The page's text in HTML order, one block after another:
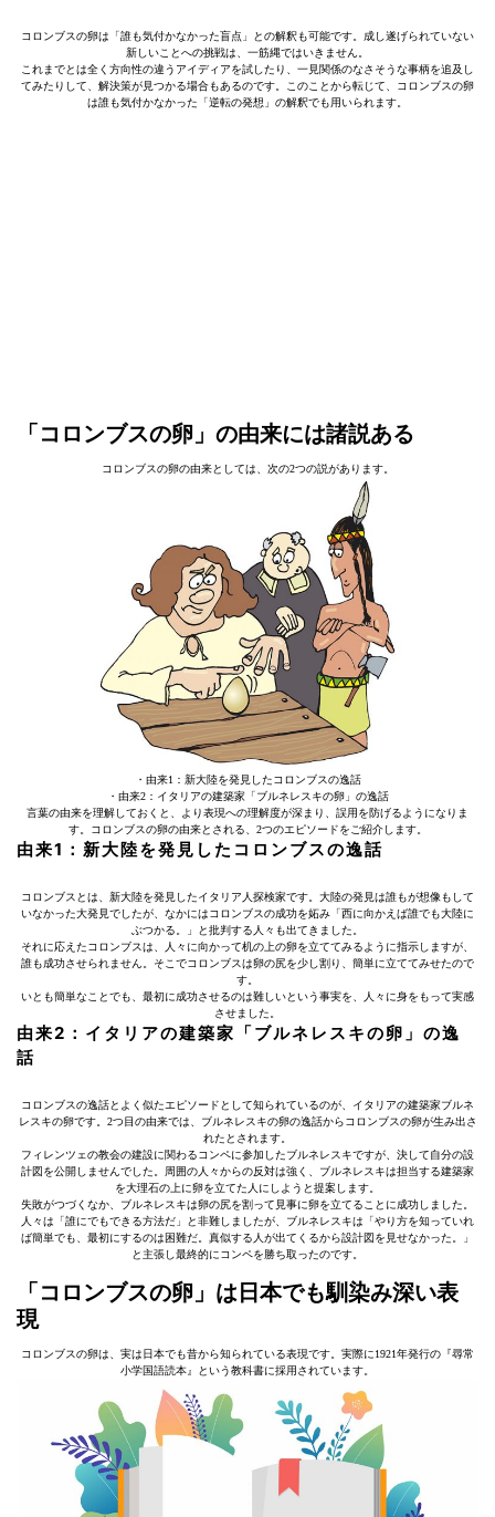
コロンブスの卵は「誰も気付かなかった盲点」との解釈も可能です。成し遂げられていない
新しいことへの挑戦は、一筋縄ではいきません。
これまでとは全く方向性の違うアイディアを試したり、一見関係のなさそうな事柄を追及し
てみたりして、解決策が見つかる場合もあるのです。このことから転じて、コロンブスの卵
は誰も気付かなかった「逆転の発想」の解釈でも用いられます。
「コロンブスの卵」の由来には諸説ある
コロンブスの卵の由来としては、次の2つの説があります。
・由来1：新大陸を発見したコロンブスの逸話
・由来2：イタリアの建築家「ブルネレスキの卵」の逸話
言葉の由来を理解しておくと、より表現への理解度が深まり、誤用を防げるようになりま
す。コロンブスの卵の由来とされる、2つのエピソードをご紹介します。
由来1：新大陸を発見したコロンブスの逸話
コロンブスとは、新大陸を発見したイタリア人探検家です。大陸の発見は誰もが想像もして
いなかった大発見でしたが、なかにはコロンブスの成功を妬み「西に向かえば誰でも大陸に
ぶつかる。」と批判する人々も出てきました。
それに応えたコロンブスは、人々に向かって机の上の卵を立ててみるように指示しますが、
誰も成功させられません。そこでコロンブスは卵の尻を少し割り、簡単に立ててみせたので
す。
いとも簡単なことでも、最初に成功させるのは難しいという事実を、人々に身をもって実感
させました。
由来2：イタリアの建築家「ブルネレスキの卵」の逸
話
コロンブスの逸話とよく似たエピソードとして知られているのが、イタリアの建築家ブルネ
レスキの卵です。2つ目の由来では、ブルネレスキの卵の逸話からコロンブスの卵が生み出さ
れたとされます。
フィレンツェの教会の建設に関わるコンペに参加したブルネレスキですが、決して自分の設
計図を公開しませんでした。周囲の人々からの反対は強く、ブルネレスキは担当する建築家
を大理石の上に卵を立てた人にしようと提案します。
失敗がつづくなか、ブルネレスキは卵の尻を割って見事に卵を立てることに成功しました。
人々は「誰にでもできる方法だ」と非難しましたが、ブルネレスキは「やり方を知っていれ
ば簡単でも、最初にするのは困難だ。真似する人が出てくるから設計図を見せなかった。」
と主張し最終的にコンペを勝ち取ったのです。
「コロンブスの卵」は日本でも馴染み深い表
現
コロンブスの卵は、実は日本でも昔から知られている表現です。実際に1921年発行の『尋常
小学国語読本』という教科書に採用されています。